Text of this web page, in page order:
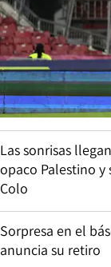
Las sonrisas
opaco Palestino y
Colo
Sorpresa en el
anuncia su retiro